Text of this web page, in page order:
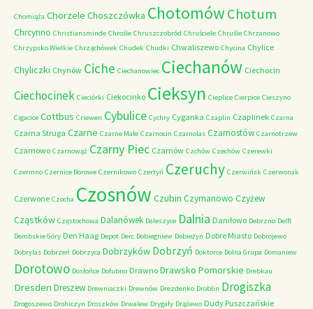
Chomiąża Chorzele Choszczówka ChotomówChotum
Chrcynno Christiansminde Chrośle Chruszczobród Chruściele Chruśle Chrzanowo
Chrzypsko Wielkie Chrząchówek Chudek Chudki Chwaliszewo Chycina Chylice
Chyliczki Chynów Ciche Ciechanowiec Ciechanów Ciechocin
Ciechocinek Cieciórki Ciekocinko Cieksyn Cieplice Cierpice Cieszyno
Cigacice Cottbus Criewen Cybulice Cychry Cyganka Czaplin Czaplinek Czarna
Czarna Struga Czarne Czarne Małe Czarnocin Czarnolas Czarnostów Czarnotrzew
Czarnowo Czarnowąż Czarny Piec Czarnów Czchów Czechów Czerewki
Czermno Czernice Borowe Czernikowo Czertyń Czeruchy Czerwińsk Czerwonak
Czerwone Czocha Czosnów Czubin Czymanowo Czyżew
Cząstków Częstochowa Dalanówek Daleszyce Dalnia Daniłowo Debrzno Delft
Dembskie Góry Den Haag Depot Derc Dobiegniew Dobieżyn Dobre Miasto Dobrojewo
Dobrylas Dobrzeń Dobrzyca Dobrzyków Dobrzyń Doktorce Dolna Grupa Domaniew
Dorotowo Dosłońce Dołubno Drawno Drawsko Pomorskie Drebkau
Dresden Dreszew Drewniaczki Drewnów Drezdenko Droblin Drogiszka
Drogoszewo Drohiczyn Droszków Drwalew Drygały Drążewo Dudy Puszczańskie